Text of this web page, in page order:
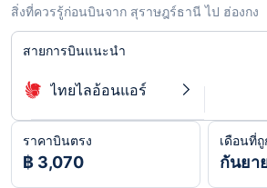
สิ่งที่ควรรู้ก่อนบินจาก สุราษฎร์ธานี ไป ฮ่องกง
สายการบินแนะนำ
ไทยไลอ้อนแอร์
ราคาบินตรง
฿ 3,070
เดือนที่
กันยา